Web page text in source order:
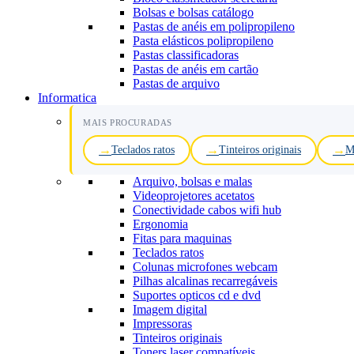
Bolsas e bolsas catálogo
Pastas de anéis em polipropileno
Pasta elásticos polipropileno
Pastas classificadoras
Pastas de anéis em cartão
Pastas de arquivo
Informatica
MAIS PROCURADAS
Teclados ratos Tinteiros originais
Arquivo, bolsas e malas
Videoprojetores acetatos
Conectividade cabos wifi hub
Ergonomia
Fitas para maquinas
Teclados ratos
Colunas microfones webcam
Pilhas alcalinas recarregáveis
Suportes opticos cd e dvd
Imagem digital
Impressoras
Tinteiros originais